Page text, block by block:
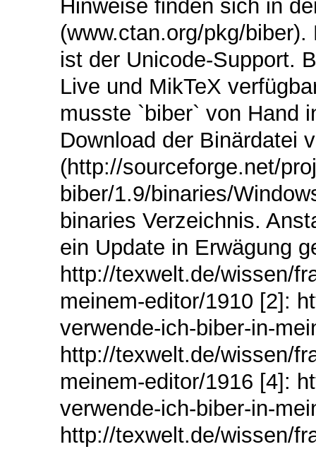
Hinweise finden sich in
(www.ctan.org/pkg/
ist der Unicode-Support.
Live und MikTeX
musste `biber` von Hand
Download der Binärdatei
(http://sourceforge.net/
biber/1.9/binaries/
binaries Verzeichnis.
ein Update in Erwägung
http://texwelt.de/wissen/
meinem-editor/1910 [2]:
verwende-ich-biber-in-
http://texwelt.de/wissen/
meinem-editor/1916 [4]:
verwende-ich-biber-in-
http://texwelt.de/wissen/